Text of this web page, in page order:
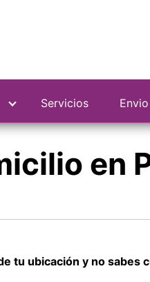
Servicios
en
tu ubicación y no sabes